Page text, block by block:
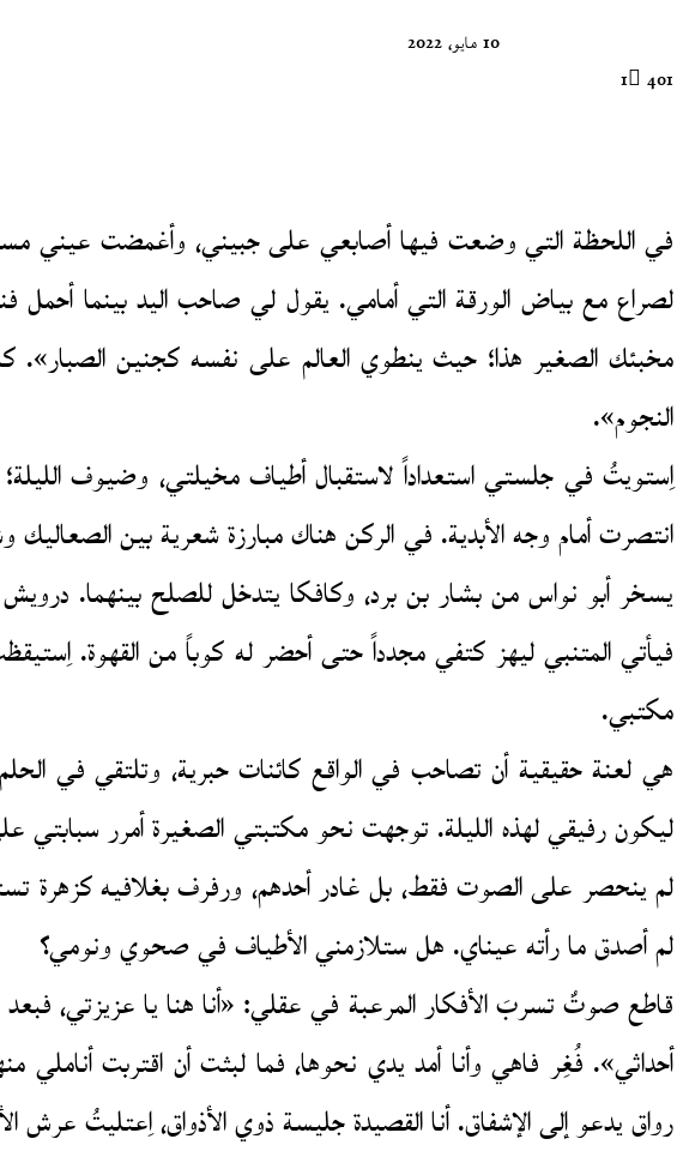
10 مايو، 2022
1 401
في اللحظة التي وضعت فيها أصابعي على جبيني، وأغمضت عيني
لصراع مع بياض الورقة التي أمامي. يقول لي صاحب اليد بينما أحمل
مخبئك الصغير هذا؛ حيث ينطوي العالم على نفسه كجنين الصبار».
النجوم».
اِستويتُ في جلستي استعداداً لاستقبال أطياف مخيلتي، وضيوف
انتصرت أمام وجه الأبدية. في الركن هناك مبارزة شعرية بين
يسخر أبو نواس من بشار بن برد، وكافكا يتدخل للصلح بينهما.
فيأتي المتنبي ليهز كتفي مجدداً حتى أحضر له كوباً من القهوة.
مكتبي.
هي لعنة حقيقية أن تصاحب في الواقع كائنات حبرية، وتلتقي في
ليكون رفيقي لهذه الليلة. توجهت نحو مكتبتي الصغيرة أمرر
لم ينحصر على الصوت فقط، بل غادر أحدهم، ورفرف بغلافيه كزهرة
لم أصدق ما رأته عيناي. هل ستلازمني الأطياف في صحوي ونومي؟
قاطع صوتٌ تسربَ الأفكار المرعبة في عقلي: «أنا هنا يا عزيزتي،
أحداثي». فُغِر فاهي وأنا أمد يدي نحوها، فما لبثت أن اقتربت
رواق يدعو إلى الإشفاق. أنا القصيدة جليسة ذوي الأذواق، اِعتليتُ عرش